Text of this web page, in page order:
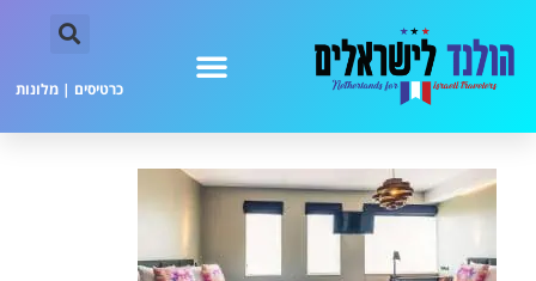
כרטיסים | מלונות